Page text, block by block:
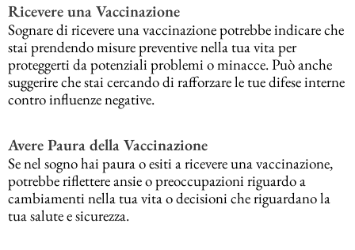
Ricevere una Vaccinazione
Sognare di ricevere una vaccinazione potrebbe indicare che
stai prendendo misure preventive nella tua vita per
proteggerti da potenziali problemi o minacce. Può anche
suggerire che stai cercando di rafforzare le tue difese interne
contro influenze negative.
Avere Paura della Vaccinazione
Se nel sogno hai paura o esiti a ricevere una vaccinazione,
potrebbe riflettere ansie o preoccupazioni riguardo a
cambiamenti nella tua vita o decisioni che riguardano la
tua salute e sicurezza.